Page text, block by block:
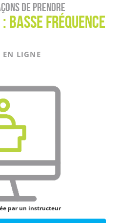
de prendre
: Basse fréquence
EN LIGNE
par un instructeur